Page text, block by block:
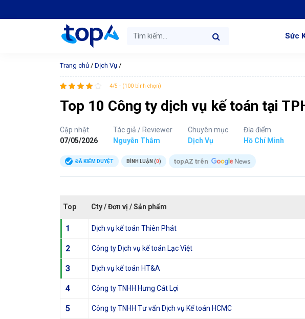
Sức
Trang chủ / Dịch Vụ /
4/5 - (100 bình chọn)
Top 10 Công ty dịch vụ kế toán tại
Cập nhật
07/05/2026
Tác giả / Reviewer
Nguyễn Thắm
Chuyên mục
Dịch Vụ
Địa điểm
Hồ Chí Minh
ĐÃ KIỂM DUYỆT BÌNH LUẬN (0) topAZ trên
Top Cty / Đơn vị / Sản phẩm
1 Dịch vụ kế toán Thiên Phát
2 Công ty Dịch vụ kế toán Lạc Việt
3 Dịch vụ kế toán HT&A
4 Công ty TNHH Hưng Cát Lợi
5 Công ty TNHH Tư vấn Dịch vụ Kế toán HCMC